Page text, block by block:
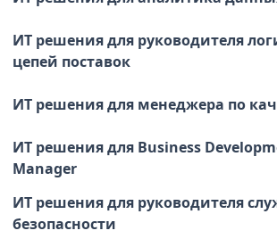
ИТ решения для руководителя
цепей поставок
ИТ решения для менеджера по
ИТ решения для Business
Manager
ИТ решения для руководителя
безопасности